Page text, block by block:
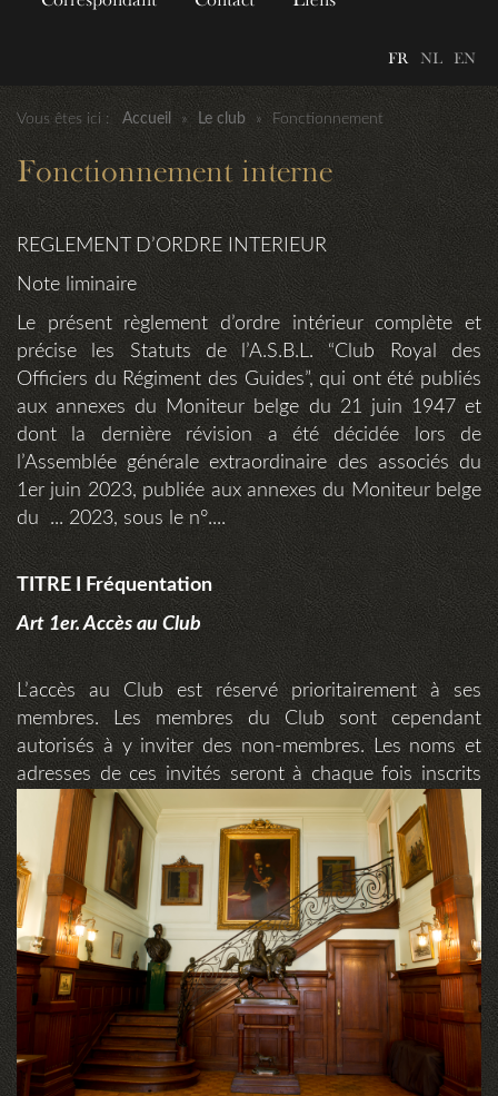
FR NL EN
Vous êtes ici : Accueil » Le club » Fonctionnement
Fonctionnement interne
REGLEMENT D’ORDRE INTERIEUR
Note liminaire
Le présent règlement d’ordre intérieur complète et
précise les Statuts de l’A.S.B.L. “Club Royal des
Officiers du Régiment des Guides”, qui ont été publiés
aux annexes du Moniteur belge du 21 juin 1947 et
dont la dernière révision a été décidée lors de
l’Assemblée générale extraordinaire des associés du
1er juin 2023, publiée aux annexes du Moniteur belge
du ... 2023, sous le n°....
TITRE I Fréquentation
Art 1er. Accès au Club
L’accès au Club est réservé prioritairement à ses
membres. Les membres du Club sont cependant
autorisés à y inviter des non-membres. Les noms et
adresses de ces invités seront à chaque fois inscrits